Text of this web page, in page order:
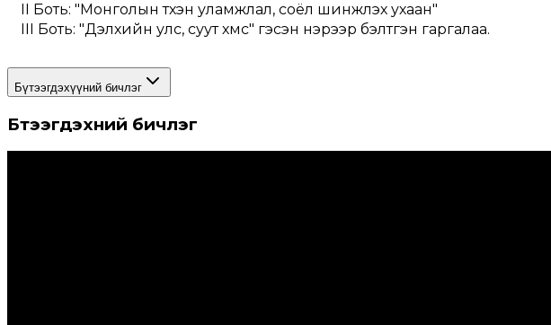
II Боть: "Монголын түүхэн уламжлал, соёл шинжлэх ухаан"
III Боть: "Дэлхийн улс, суут хүмүүс" гэсэн нэрээр бэлтгэн гаргалаа.
Бүтээгдэхүүний бичлэг
Бүтээгдэхүүний бичлэг